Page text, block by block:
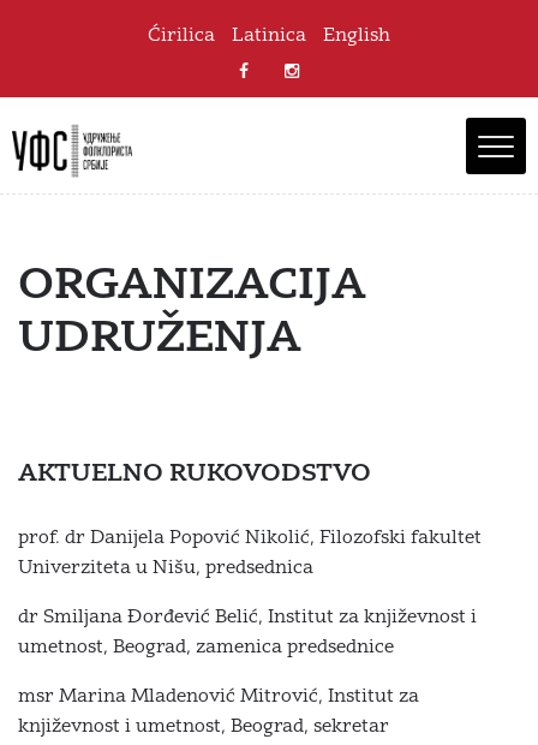
Ćirilica Latinica English
ORGANIZACIJA
UDRUŽENJA
AKTUELNO RUKOVODSTVO
prof. dr Danijela Popović Nikolić, Filozofski fakultet
Univerziteta u Nišu, predsednica
dr Smiljana Đorđević Belić, Institut za književnost i
umetnost, Beograd, zamenica predsednice
msr Marina Mladenović Mitrović, Institut za
književnost i umetnost, Beograd, sekretar